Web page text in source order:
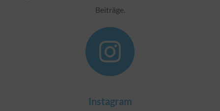
Beiträge.
Instagram